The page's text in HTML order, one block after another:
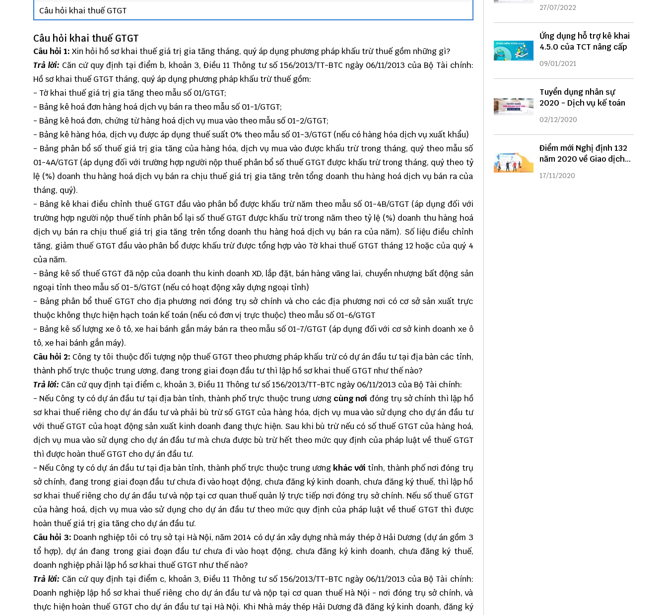
Câu hỏi khai thuế GTGT
Câu hỏi khai thuế GTGT
Câu hỏi 1: Xin hỏi hồ sơ khai thuế giá trị gia tăng tháng, quý áp dụng phương pháp khấu trừ thuế gồm những gì?
Trả lời: Căn cứ quy định tại điểm b, khoản 3, Điều 11 Thông tư số 156/2013/TT-BTC ngày 06/11/2013 của Bộ Tài chính:
Hồ sơ khai thuế GTGT tháng, quý áp dụng phương pháp khấu trừ thuế gồm:
- Tờ khai thuế giá trị gia tăng theo mẫu số 01/GTGT;
- Bảng kê hoá đơn hàng hoá dịch vụ bán ra theo mẫu số 01-1/GTGT;
- Bảng kê hoá đơn, chứng từ hàng hoá dịch vụ mua vào theo mẫu số 01-2/GTGT;
- Bảng kê hàng hóa, dịch vụ được áp dụng thuế suất 0% theo mẫu số 01-3/GTGT (nếu có hàng hóa dịch vụ xuất khẩu)
- Bảng phân bổ số thuế giá trị gia tăng của hàng hóa, dịch vụ mua vào được khấu trừ trong tháng, quý theo mẫu số
01-4A/GTGT (áp dụng đối với trường hợp người nộp thuế phân bổ số thuế GTGT được khấu trừ trong tháng, quý theo tỷ
lệ (%) doanh thu hàng hoá dịch vụ bán ra chịu thuế giá trị gia tăng trên tổng doanh thu hàng hoá dịch vụ bán ra của
tháng, quý).
- Bảng kê khai điều chỉnh thuế GTGT đầu vào phân bổ được khấu trừ năm theo mẫu số 01-4B/GTGT (áp dụng đối với
trường hợp người nộp thuế tính phân bổ lại số thuế GTGT được khấu trừ trong năm theo tỷ lệ (%) doanh thu hàng hoá
dịch vụ bán ra chịu thuế giá trị gia tăng trên tổng doanh thu hàng hoá dịch vụ bán ra của năm). Số liệu điều chỉnh
tăng, giảm thuế GTGT đầu vào phân bổ được khấu trừ được tổng hợp vào Tờ khai thuế GTGT tháng 12 hoặc của quý 4
của năm.
- Bảng kê số thuế GTGT đã nộp của doanh thu kinh doanh XD, lắp đặt, bán hàng vãng lai, chuyển nhượng bất động sản
ngoại tỉnh theo mẫu số 01-5/GTGT (nếu có hoạt động xây dựng ngoại tỉnh)
- Bảng phân bổ thuế GTGT cho địa phương nơi đóng trụ sở chính và cho các địa phương nơi có cơ sở sản xuất trực
thuộc không thực hiện hạch toán kế toán (nếu có đơn vị trực thuộc) theo mẫu số 01-6/GTGT
- Bảng kê số lượng xe ô tô, xe hai bánh gắn máy bán ra theo mẫu số 01-7/GTGT (áp dụng đối với cơ sở kinh doanh xe ô
tô, xe hai bánh gắn máy).
Câu hỏi 2: Công ty tôi thuộc đối tượng nộp thuế GTGT theo phương pháp khấu trừ có dự án đầu tư tại địa bàn các tỉnh,
thành phố trực thuộc trung ương, đang trong giai đoạn đầu tư thì lập hồ sơ khai thuế GTGT như thế nào?
Trả lời: Căn cứ quy định tại điểm c, khoản 3, Điều 11 Thông tư số 156/2013/TT-BTC ngày 06/11/2013 của Bộ Tài chính:
- Nếu Công ty có dự án đầu tư tại địa bàn tỉnh, thành phố trực thuộc trung ương cùng nơi đóng trụ sở chính thì lập hồ
sơ khai thuế riêng cho dự án đầu tư và phải bù trừ số GTGT của hàng hóa, dịch vụ mua vào sử dụng cho dự án đầu tư
với thuế GTGT của hoạt động sản xuất kinh doanh đang thực hiện. Sau khi bù trừ nếu có số thuế GTGT của hàng hoá,
dịch vụ mua vào sử dụng cho dự án đầu tư mà chưa được bù trừ hết theo mức quy định của pháp luật về thuế GTGT
thì được hoàn thuế GTGT cho dự án đầu tư.
- Nếu Công ty có dự án đầu tư tại địa bàn tỉnh, thành phố trực thuộc trung ương khác với tỉnh, thành phố nơi đóng trụ
sở chính, đang trong giai đoạn đầu tư chưa đi vào hoạt động, chưa đăng ký kinh doanh, chưa đăng ký thuế, thì lập hồ
sơ khai thuế riêng cho dự án đầu tư và nộp tại cơ quan thuế quản lý trực tiếp nơi đóng trụ sở chính. Nếu số thuế GTGT
của hàng hoá, dịch vụ mua vào sử dụng cho dự án đầu tư theo mức quy định của pháp luật về thuế GTGT thì được
hoàn thuế giá trị gia tăng cho dự án đầu tư.
Câu hỏi 3: Doanh nghiệp tôi có trụ sở tại Hà Nội, năm 2014 có dự án xây dựng nhà máy thép ở Hải Dương (dự án gồm 3
tổ hợp), dự án đang trong giai đoạn đầu tư chưa đi vào hoạt động, chưa đăng ký kinh doanh, chưa đăng ký thuế,
doanh nghiệp phải lập hồ sơ khai thuế GTGT như thế nào?
Trả lời: Căn cứ quy định tại điểm c, khoản 3, Điều 11 Thông tư số 156/2013/TT-BTC ngày 06/11/2013 của Bộ Tài chính:
Doanh nghiệp lập hồ sơ khai thuế riêng cho dự án đầu tư và nộp tại cơ quan thuế Hà Nội - nơi đóng trụ sở chính, và
thực hiện hoàn thuế GTGT cho dự án đầu tư tại Hà Nội. Khi Nhà máy thép Hải Dương đã đăng ký kinh doanh, đăng ký
27/07/2022
Ứng dụng hỗ trợ kê khai
4.5.0 của TCT nâng cấp
09/01/2021
Tuyển dụng nhân sự
2020 - Dịch vụ kế toán
02/12/2020
Điểm mới Nghị định 132
năm 2020 về Giao dịch
liên kết
17/11/2020